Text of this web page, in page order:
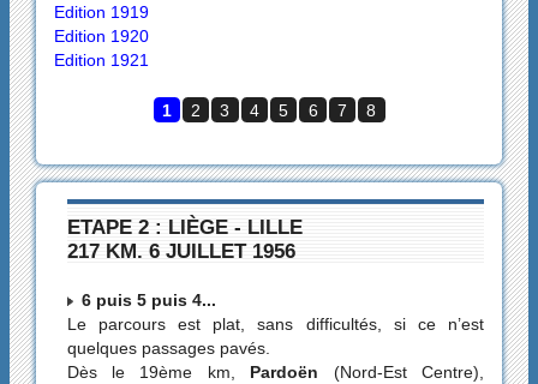
Edition 1919
Edition 1920
Edition 1921
1 2 3 4 5 6 7 8
ETAPE 2 : LIÈGE - LILLE
217 KM. 6 JUILLET 1956
6 puis 5 puis 4...
Le parcours est plat, sans difficultés, si ce n’est
quelques passages pavés.
Dès le 19ème km, Pardoën (Nord-Est Centre),